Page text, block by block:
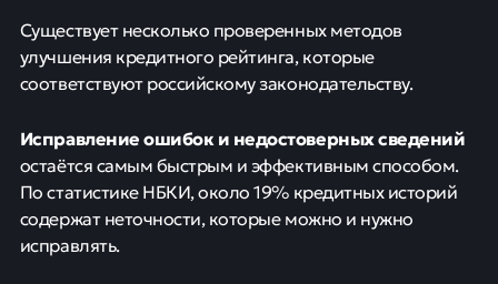
Существует несколько проверенных методов
улучшения кредитного рейтинга, которые
соответствуют российскому законодательству.
Исправление ошибок и недостоверных сведений
остаётся самым быстрым и эффективным способом.
По статистике НБКИ, около 19% кредитных историй
содержат неточности, которые можно и нужно
исправлять.